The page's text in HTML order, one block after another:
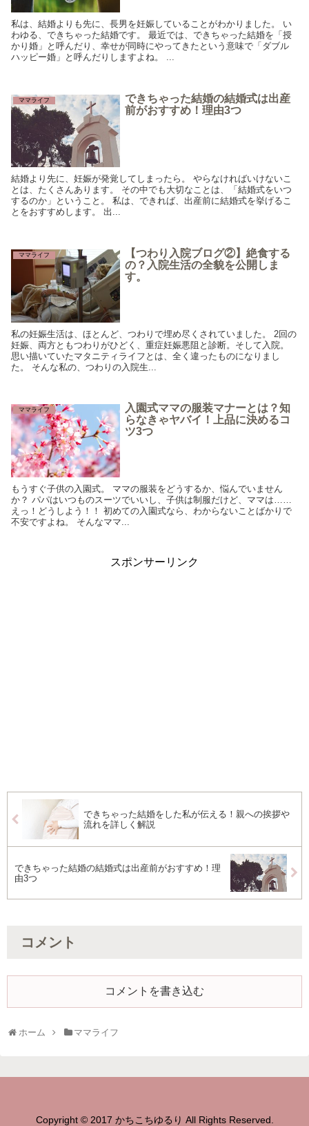
私は、結婚よりも先に、長男を妊娠していることがわかりました。 い
わゆる、できちゃった結婚です。 最近では、できちゃった結婚を「授
かり婚」と呼んだり、幸せが同時にやってきたという意味で「ダブル
ハッピー婚」と呼んだりしますよね。 ...
ママライフ
できちゃった結婚の結婚式は出産
前がおすすめ！理由3つ
結婚より先に、妊娠が発覚してしまったら。 やらなければいけないこ
とは、たくさんあります。 その中でも大切なことは、「結婚式をいつ
するのか」ということ。 私は、できれば、出産前に結婚式を挙げるこ
とをおすすめします。 出...
ママライフ
【つわり入院ブログ②】絶食する
の？入院生活の全貌を公開しま
す。
私の妊娠生活は、ほとんど、つわりで埋め尽くされていました。 2回の
妊娠、両方ともつわりがひどく、重症妊娠悪阻と診断。そして入院。
思い描いていたマタニティライフとは、全く違ったものになりまし
た。 そんな私の、つわりの入院生...
ママライフ
入園式ママの服装マナーとは？知
らなきゃヤバイ！上品に決めるコ
ツ3つ
もうすぐ子供の入園式。 ママの服装をどうするか、悩んでいません
か？ パパはいつものスーツでいいし、子供は制服だけど、ママは……
えっ！どうしよう！！ 初めての入園式なら、わからないことばかりで
不安ですよね。 そんなママ...
スポンサーリンク
できちゃった結婚をした私が伝える！親への挨拶や
流れを詳しく解説
できちゃった結婚の結婚式は出産前がおすすめ！理
由3つ
コメント
コメントを書き込む
ホーム ママライフ
Copyright © 2017 かちこちゆるり All Rights Reserved.